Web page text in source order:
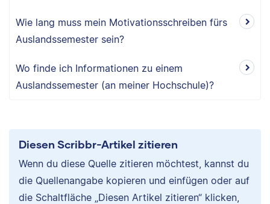
Wie lang muss mein Motivationsschreiben fürs
Auslandssemester sein?
Wo finde ich Informationen zu einem
Auslandssemester (an meiner Hochschule)?
Diesen Scribbr-Artikel zitieren
Wenn du diese Quelle zitieren möchtest, kannst du
die Quellenangabe kopieren und einfügen oder auf
die Schaltfläche „Diesen Artikel zitieren“ klicken,